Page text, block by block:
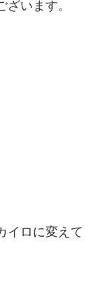
います。
イロに変えて